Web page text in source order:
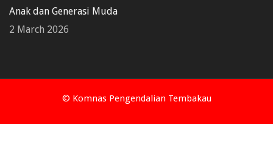
Anak dan Generasi Muda
2 March 2026
© Komnas Pengendalian Tembakau